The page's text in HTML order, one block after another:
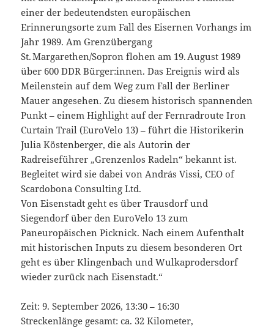
einer der bedeutendsten europäischen
Erinnerungsorte zum Fall des Eisernen Vorhangs im
Jahr 1989. Am Grenzübergang
St. Margarethen/Sopron flohen am 19. August 1989
über 600 DDR Bürger:innen. Das Ereignis wird als
Meilenstein auf dem Weg zum Fall der Berliner
Mauer angesehen. Zu diesem historisch spannenden
Punkt – einem Highlight auf der Fernradroute Iron
Curtain Trail (EuroVelo 13) – führt die Historikerin
Julia Köstenberger, die als Autorin der
Radreiseführer „Grenzenlos Radeln“ bekannt ist.
Begleitet wird sie dabei von András Vissi, CEO of
Scardobona Consulting Ltd.
Von Eisenstadt geht es über Trausdorf und
Siegendorf über den EuroVelo 13 zum
Paneuropäischen Picknick. Nach einem Aufenthalt
mit historischen Inputs zu diesem besonderen Ort
geht es über Klingenbach und Wulkaprodersdorf
wieder zurück nach Eisenstadt.“
Zeit: 9. September 2026, 13:30 – 16:30
Streckenlänge gesamt: ca. 32 Kilometer,